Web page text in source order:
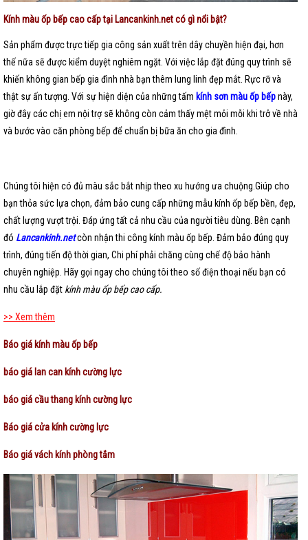
Kính màu ốp bếp cao cấp tại Lancankinh.net có gì nổi bật?
Sản phẩm được trực tiếp gia công sản xuất trên dây chuyền hiện đại, hơn
thế nữa sẽ được kiểm duyệt nghiêm ngặt. Với việc lắp đặt đúng quy trình sẽ
khiến không gian bếp gia đình nhà bạn thêm lung linh đẹp mắt. Rực rỡ và
thật sự ấn tượng. Với sự hiện diện của những tấm kính sơn màu ốp bếpnày,
giờ đây các chị em nội trợ sẽ không còn cảm thấy mệt mỏi mỗi khi trở về nhà
và bước vào căn phòng bếp để chuẩn bị bữa ăn cho gia đình.
Chúng tôi hiện có đủ màu sắc bắt nhịp theo xu hướng ưa chuộng.Giúp cho
bạn thỏa sức lựa chọn, đảm bảo cung cấp những mẫu kính ốp bếp bền, đẹp,
chất lượng vượt trội. Đáp ứng tất cả nhu cầu của người tiêu dùng. Bên cạnh
đó Lancankinh.netcòn nhận thi công kính màu ốp bếp. Đảm bảo đúng quy
trình, đúng tiến độ thời gian, Chi phí phải chăng cùng chế độ bảo hành
chuyên nghiệp. Hãy gọi ngay cho chúng tôi theo số điện thoại nếu bạn có
nhu cầu lắp đặt kính màu ốp bếp cao cấp.
>> Xem thêm
Báo giá kính màu ốp bếp
báo giá lan can kính cường lực
báo giá cầu thang kính cường lực
Báo giá cửa kính cường lực
Báo giá vách kính phòng tắm